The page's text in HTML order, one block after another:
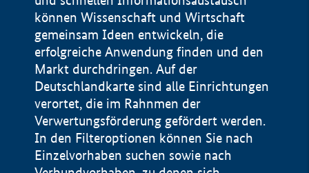
können Wissenschaft und Wirtschaft
gemeinsam Ideen entwickeln, die
erfolgreiche Anwendung finden und den
Markt durchdringen. Auf der
Deutschlandkarte sind alle Einrichtungen
verortet, die im Rahnmen der
Verwertungsförderung gefördert werden.
In den Filteroptionen können Sie nach
Einzelvorhaben suchen sowie nach